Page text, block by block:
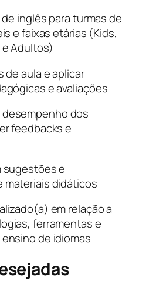
inglês para turmas de
e faixas etárias (Kids,
Adultos)
de aula e aplicar
e avaliações
dos
feedbacks e
sugestões e
materiais didáticos
em relação a
ferramentas e
de idiomas